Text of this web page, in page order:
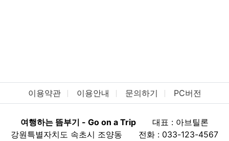
이용약관 이용안내 문의하기 PC버전
여행하는 뜸부기 - Go on a Trip
대표 : 아브틸론
강원특별자치도 속초시 조양동
전화 : 033-123-4567